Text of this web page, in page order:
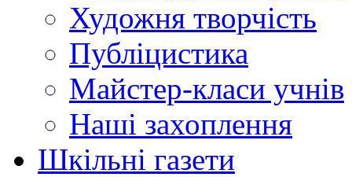
Художня творчість
Публіцистика
Майстер-класи учнів
Наші захоплення
Шкільні газети